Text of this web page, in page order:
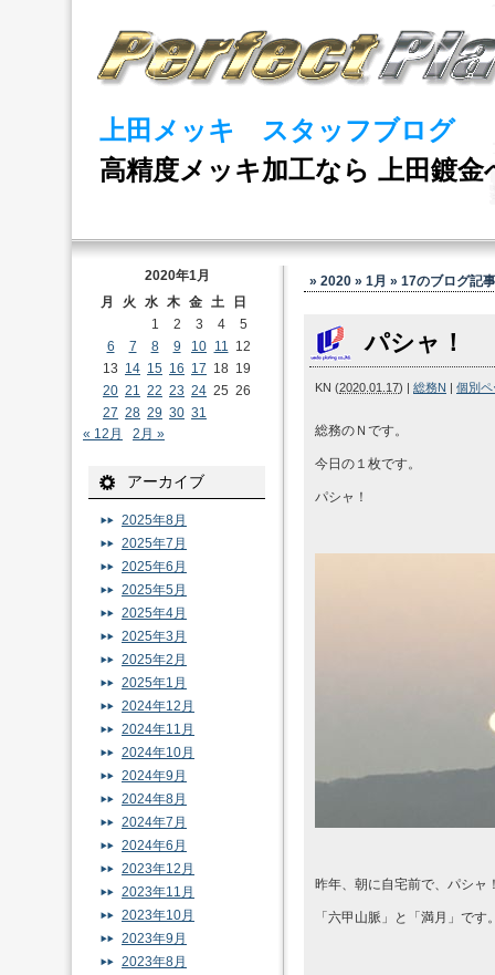
上田メッキ スタッフブログ
高精度メッキ加工なら 上田鍍金
» 2020 » 1月 » 17のブログ記事
パシャ！
KN (2020.01.17) | 総務N | 個別ペ
総務のＮです。
今日の１枚です。
パシャ！
昨年、朝に自宅前で、パシャ
「六甲山脈」と「満月」です
2020年1月
月
火 水 木 金 土
日
1
2 3 4
5
6
7 8 9 10 11 12
13 14 15 16 17 18 19
20 21 22 23 24 25 26
27 28 29 30 31
« 12月
2月 »
アーカイブ
2025年8月
2025年7月
2025年6月
2025年5月
2025年4月
2025年3月
2025年2月
2025年1月
2024年12月
2024年11月
2024年10月
2024年9月
2024年8月
2024年7月
2024年6月
2023年12月
2023年11月
2023年10月
2023年9月
2023年8月